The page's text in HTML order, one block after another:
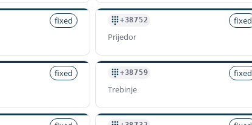
fixed
+38752
fixed
Prijedor
fixed
+38759
fixed
Trebinje